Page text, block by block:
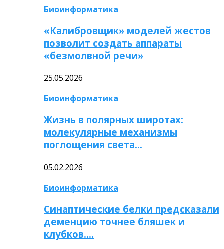
Биоинформатика
«Калибровщик» моделей жестов
позволит создать аппараты
«безмолвной речи»
25.05.2026
Биоинформатика
Жизнь в полярных широтах:
молекулярные механизмы
поглощения света…
05.02.2026
Биоинформатика
Синаптические белки предсказали
деменцию точнее бляшек и
клубков….